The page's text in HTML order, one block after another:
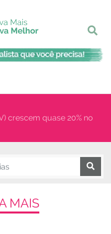
crescem quase 20% no
MAIS